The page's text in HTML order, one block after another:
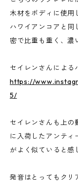
木材をボディに使用
ハワイアンコアと同
密で比重も重く、濃
セイレンさんによる
https://
5/
セイレンさんも上の
に入荷したアンティ
がよく似ていると感
発音はとってもクリ